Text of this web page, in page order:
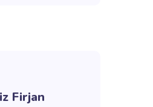
Firjan